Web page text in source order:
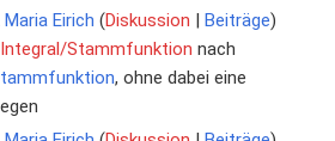
Maria Eirich Diskussion
Beiträge
Integral/Stammfunktion nach
, ohne dabei eine